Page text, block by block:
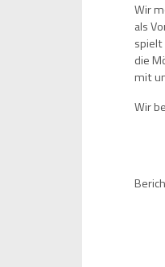
Wir
als
spielt
die
mit
Wir